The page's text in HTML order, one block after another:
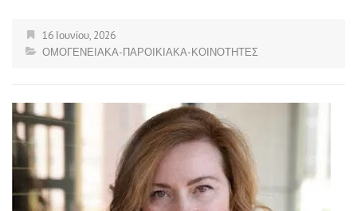
16 Ιουνίου, 2026
ΟΜΟΓΕΝΕΙΑΚΑ-ΠΑΡΟΙΚΙΑΚΑ-ΚΟΙΝΟΤΗΤΕΣ